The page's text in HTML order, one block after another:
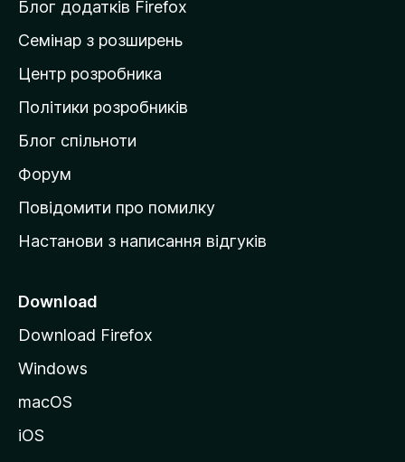
а
д
о
і
в
к
M
z
l
l
Блог додатків Firefox
Семінар з розширень
Центр розробника
Політики розробників
Блог спільноти
Форум
Повідомити про помилку
Настанови з написання відгуків
Download
Download Firefox
Windows
macOS
iOS